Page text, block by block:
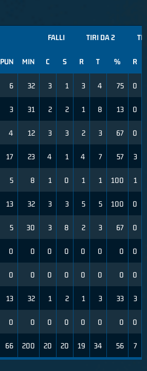
FALLI TIRI DA 2
PUN MIN C S R T % R
6 32 3 1 3 4 75 0
3 31 2 2 1 8 13 0
4 12 3 3 2 3 67 0
17 23 4 1 4 7 57 3
5 8 1 0 1 1 100 1
13 32 3 3 5 5 100 0
5 30 3 8 2 3 67 0
0 0 0 0 0 0 0 0
0 0 0 0 0 0 0 0
13 32 1 2 1 3 33 3
0 0 0 0 0 0 0 0
66 200 20 20 19 34 56 7